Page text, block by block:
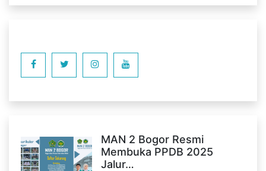
MAN 2 Bogor Resmi
Membuka PPDB 2025
Jalur…